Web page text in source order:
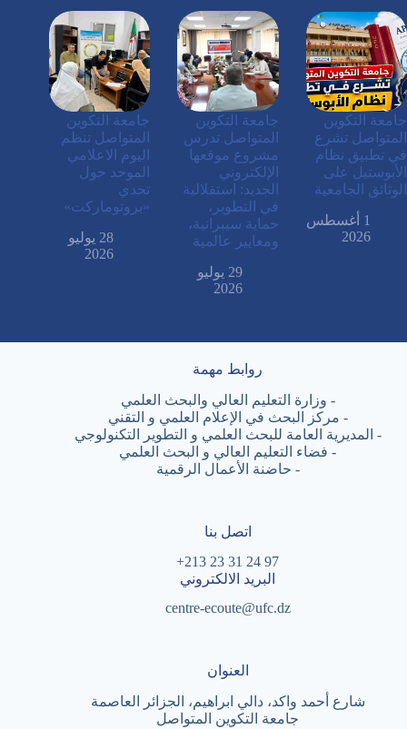
جامعة التكوين
المتواصل تشرع
في تطبيق نظام
الأبوستيل على
الوثائق الجامعية
1 أغسطس
2026
جامعة التكوين
المتواصل تدرس
مشروع موقعها
الإلكتروني
الجديد: استقلالية
في التطوير،
حماية سيبرانية،
ومعايير عالمية
29 يوليو
2026
جامعة التكوين
المتواصل تنظم
اليوم الاعلامي
الموحد حول
تحدي
«بروتوماركت»
28 يوليو
2026
روابط مهمة
- وزارة التعليم العالي والبحث العلمي
- مركز البحث في الإعلام العلمي و التقني
- المديرية العامة للبحث العلمي و التطوير التكنولوجي
- فضاء التعليم العالي و البحث العلمي
- حاضنة الأعمال الرقمية
اتصل بنا
97 24 31 23 213+
البريد الالكتروني
centre-ecoute@ufc.dz
العنوان
شارع أحمد واكد، دالي ابراهيم، الجزائر العاصمة
جامعة التكوين المتواصل